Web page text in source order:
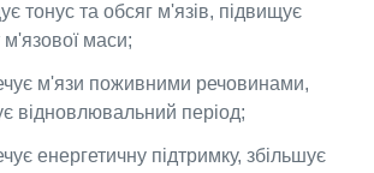
тонус та обсяг м'язів, підвищує
м'язової маси;
м'язи поживними речовинами,
відновлювальний період;
енергетичну підтримку, збільшує